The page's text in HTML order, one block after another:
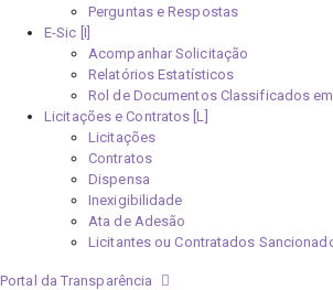
Perguntas e Respostas
E-Sic [I]
Acompanhar Solicitação
Relatórios Estatísticos
Rol de Documentos Classificados
Licitações e Contratos [L]
Licitações
Contratos
Dispensa
Inexigibilidade
Ata de Adesão
Licitantes ou Contratados
Portal da Transparência